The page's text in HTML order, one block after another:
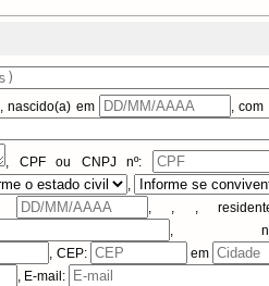
, nascido(a) em , com
,
CPF ou CNPJnº:
,
, ,
,
,
, CEP:
em
, E-mail: